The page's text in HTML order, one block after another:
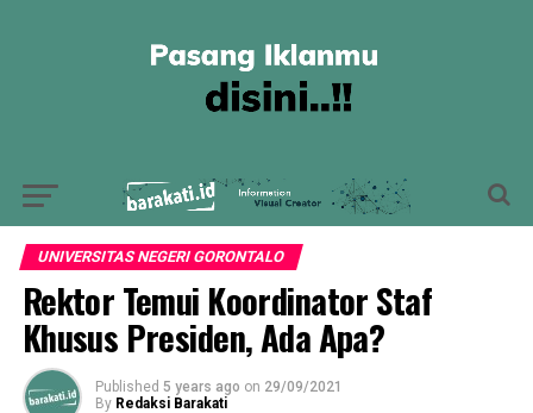
UNIVERSITAS NEGERI GORONTALO
Rektor Temui Koordinator Staf
Khusus Presiden, Ada Apa?
Published 5 years ago on 29/09/2021
By Redaksi Barakati